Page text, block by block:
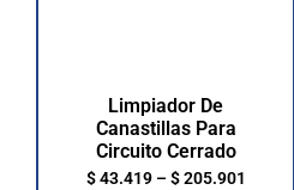
Limpiador De
Canastillas Para
Circuito Cerrado
$43.419–$205.901